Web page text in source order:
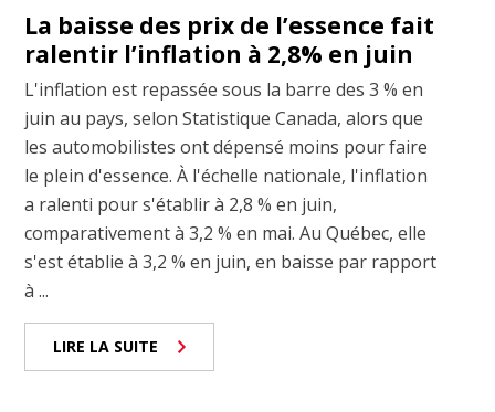
La baisse des prix de l’essence fait
ralentir l’inflation à 2,8% en juin
L'inflation est repassée sous la barre des 3 % en
juin au pays, selon Statistique Canada, alors que
les automobilistes ont dépensé moins pour faire
le plein d'essence. À l'échelle nationale, l'inflation
a ralenti pour s'établir à 2,8 % en juin,
comparativement à 3,2 % en mai. Au Québec, elle
s'est établie à 3,2 % en juin, en baisse par rapport
à ...
LIRE LA SUITE